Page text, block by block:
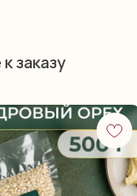
заказу